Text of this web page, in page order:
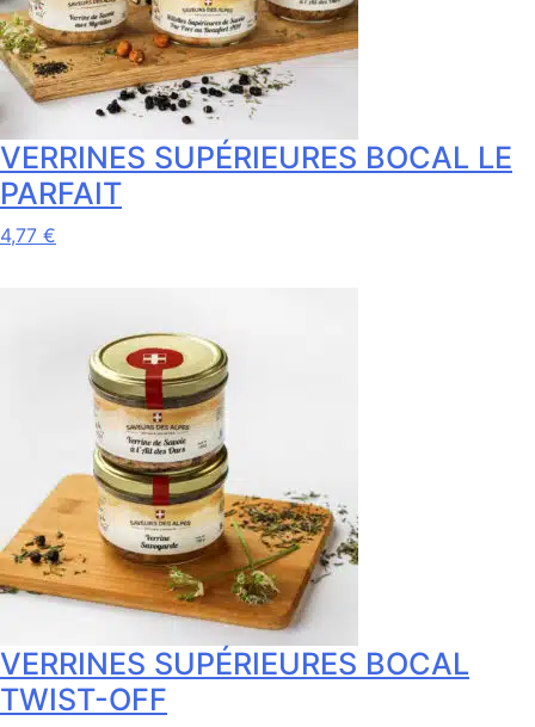
sur
la
page
du
VERRINES SUPÉRIEURES BOCAL LE
PARFAIT
4,77 €
variations.
options
peuvent
choisies
sur
la
page
du
VERRINES SUPÉRIEURES BOCAL
TWIST-OFF